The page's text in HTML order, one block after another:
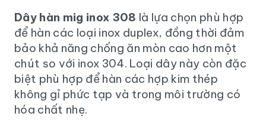
Dây hàn mig inox 308 là lựa chọn phù hợp
để hàn các loại inox duplex, đồng thời đảm
bảo khả năng chống ăn mòn cao hơn một
chút so với inox 304. Loại dây này còn đặc
biệt phù hợp để hàn các hợp kim thép
không gỉ phức tạp và trong môi trường có
hóa chất nhẹ.